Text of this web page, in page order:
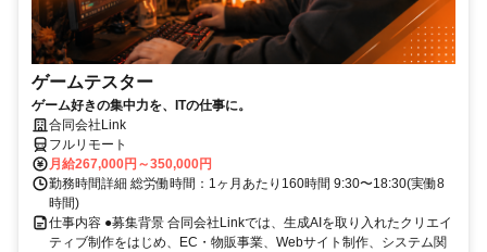
ゲームテスター
ゲーム好きの集中力を、ITの仕事に。
合同会社Link
フルリモート
月給267,000円～350,000円
勤務時間詳細 総労働時間：1ヶ月あたり160時間 9:30〜18:30(実働8
時間)
仕事内容 ●募集背景 合同会社Linkでは、生成AIを取り入れたクリエイ
ティブ制作をはじめ、EC・物販事業、Webサイト制作、システム関